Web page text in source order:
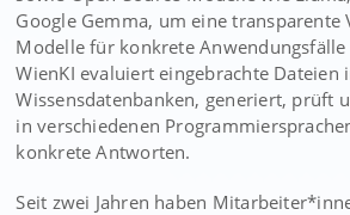
Google Gemma, um eine transparente
Modelle für konkrete
WienKI evaluiert eingebrachte Dateien
Wissensdatenbanken, generiert, prüft
in verschiedenen
konkrete Antworten.
Seit zwei Jahren haben